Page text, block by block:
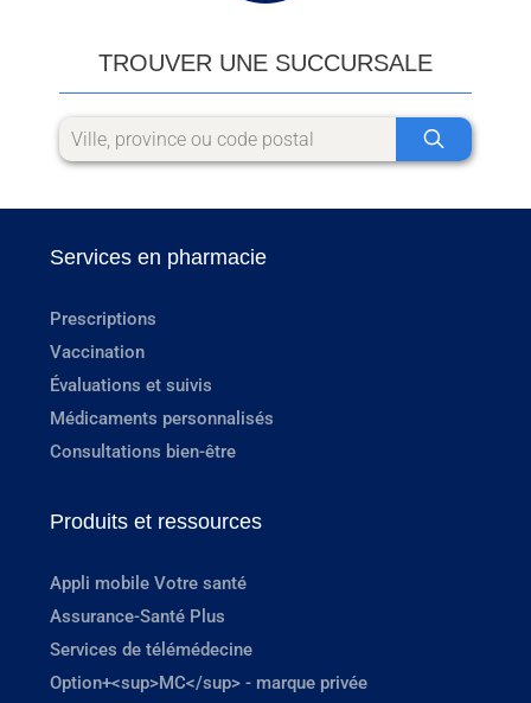
TROUVER UNE SUCCURSALE
Services en pharmacie
Prescriptions
Vaccination
Évaluations et suivis
Médicaments personnalisés
Consultations bien-être
Produits et ressources
Appli mobile Votre santé
Assurance-Santé Plus
Services de télémédecine
Option+<sup>MC</sup> - marque privée